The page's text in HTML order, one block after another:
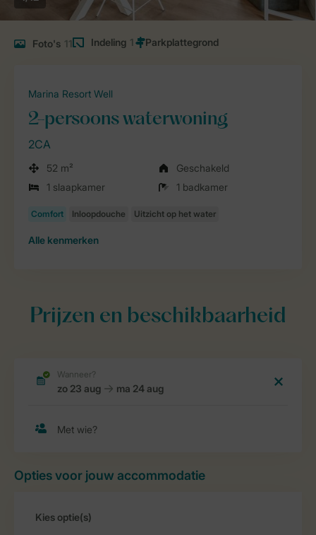
Foto's 11 Indeling 1
Marina Resort Well
2-persoons waterwoning
2CA
52 m²
Geschakeld
1 slaapkamer
1 badkamer
Alle kenmerken
Prijzen en beschikbaarheid
Opties voor jouw accommodatie